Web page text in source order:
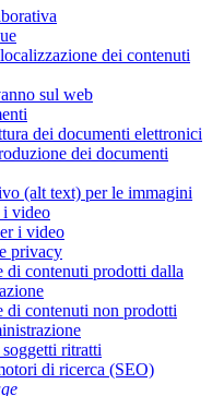
dei contenuti
sul web
dei documenti elettronici
dei documenti
(alt text) per le immagini
i video
i video
privacy
di contenuti prodotti dalla
di contenuti non prodotti
ritratti
di ricerca (SEO)